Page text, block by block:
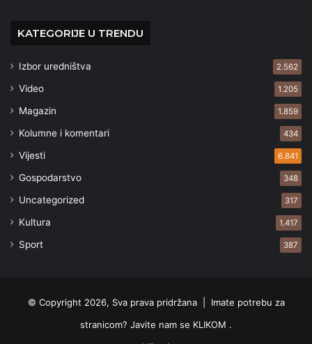
KATEGORIJE U TRENDU
Izbor uredništva 2.562
Video 1.205
Magazin 1.859
Kolumne i komentari 434
Vijesti 6.841
Gospodarstvo 348
Uncategorized 317
Kultura 1.417
Sport 387
© Copyright 2026, Sva prava pridržana | Imate potrebu za
stranicom? Javite nam se KLIKOM .